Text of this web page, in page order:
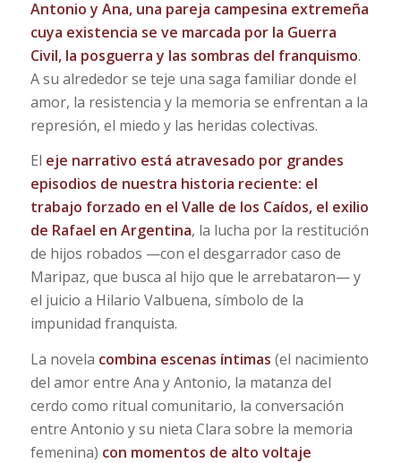
Antonio y Ana, una pareja campesina extremeña
cuya existencia se ve marcada por la Guerra
Civil, la posguerra y las sombras del franquismo.
A su alrededor se teje una saga familiar donde el
amor, la resistencia y la memoria se enfrentan a la
represión, el miedo y las heridas colectivas.
El eje narrativo está atravesado por grandes
episodios de nuestra historia reciente: el
trabajo forzado en el Valle de los Caídos, el exilio
de Rafael en Argentina, la lucha por la restitución
de hijos robados —con el desgarrador caso de
Maripaz, que busca al hijo que le arrebataron— y
el juicio a Hilario Valbuena, símbolo de la
impunidad franquista.
La novela combina escenas íntimas (el nacimiento
del amor entre Ana y Antonio, la matanza del
cerdo como ritual comunitario, la conversación
entre Antonio y su nieta Clara sobre la memoria
femenina) con momentos de alto voltaje